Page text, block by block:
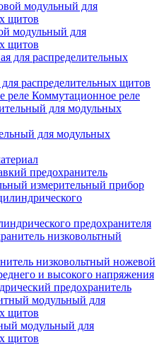
модульный для
щитов
распределительных щитов
Коммутационное реле
для модульных
предохранитель
измерительный прибор
предохранителя
низковольтный ножевой
и высокого напряжения
предохранитель
модульный для
щитов